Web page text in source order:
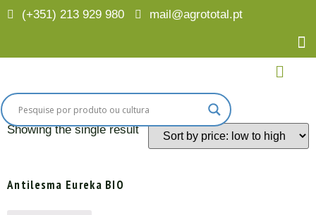
(+351) 213 929 980 mail@agrototal.pt
Antilesma
Showing the single result
Antilesma Eureka BIO